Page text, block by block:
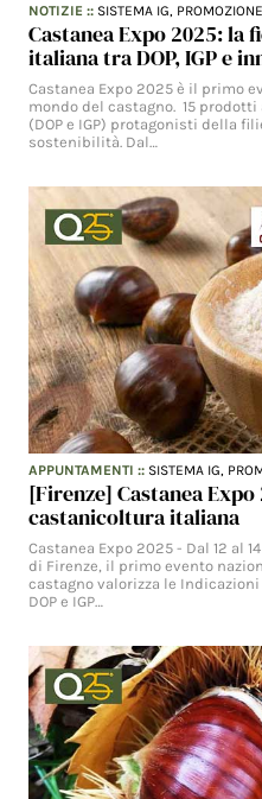
NOTIZIE :: SISTEMA IG, PROMOZIONE
Castanea Expo 2025:
italiana tra DOP, IGP e
Castanea Expo 2025 è il primo
mondo del castagno. 15
(DOP e IGP) protagonisti della
sostenibilità. Dal…
APPUNTAMENTI :: SISTEMA IG,
[Firenze] Castanea
castanicoltura italiana
Castanea Expo 2025 - Dal 12 al
di Firenze, il primo evento
castagno valorizza le
DOP e IGP…